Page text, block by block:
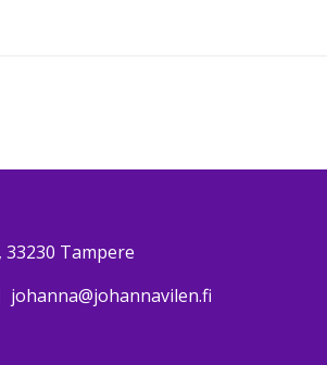
Tampere
johanna@johannavilen.fi